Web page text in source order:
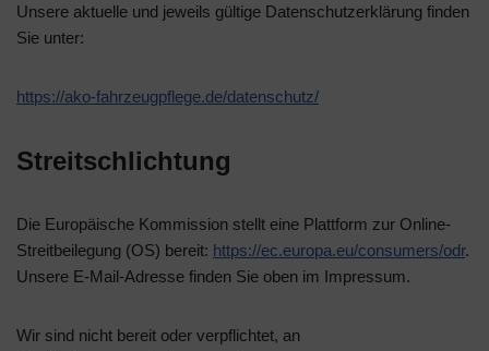
Unsere aktuelle und jeweils gültige Datenschutzerklärung finden
Sie unter:
https://ako-fahrzeugpflege.de/datenschutz/
Streitschlichtung
Die Europäische Kommission stellt eine Plattform zur Online-
Streitbeilegung (OS) bereit: https://ec.europa.eu/consumers/odr.
Unsere E-Mail-Adresse finden Sie oben im Impressum.
Wir sind nicht bereit oder verpflichtet, an